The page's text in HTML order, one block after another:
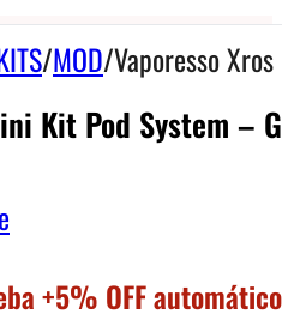
/MOD/Vaporesso
Kit Pod System –
+5% OFF